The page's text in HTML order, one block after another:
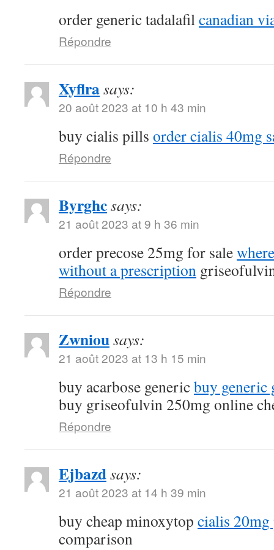
order generic tadalafilcanadian
Répondre
Xyflrasays:
20 août 2023 at 10 h 43 min
buy cialis pills order cialis 40mg
Répondre
Byrghcsays:
21 août 2023 at 9 h 36 min
order precose 25mg for sale
without a prescription
Répondre
Zwniousays:
21 août 2023 at 13 h 15 min
buy acarbose genericbuy generic
buy griseofulvin 250mg online
Répondre
Ejbazdsays:
21 août 2023 at 14 h 39 min
buy cheap minoxytop cialis
comparison